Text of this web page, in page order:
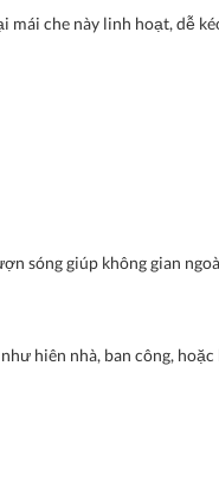
mái che này linh hoạt, dễ
sóng giúp không gian
hiên nhà, ban công, hoặc